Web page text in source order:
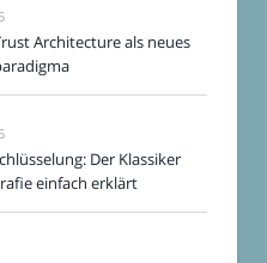
Architecture als neues
Der Klassiker
einfach erklärt